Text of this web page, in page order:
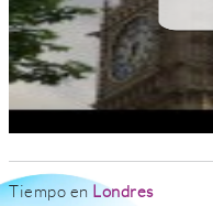
Tiempo en Londres